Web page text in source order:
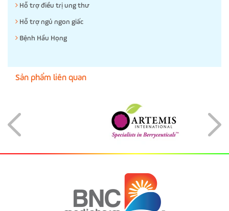
Hỗ trợ điều trị ung thư
Hỗ trợ ngủ ngon giấc
Bệnh Hầu Họng
Sản phẩm liên quan